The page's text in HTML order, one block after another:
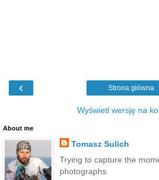
‹ Strona główna
Wyświetl wersję na
About me
Tomasz Sulich
Trying to capture the
photographs